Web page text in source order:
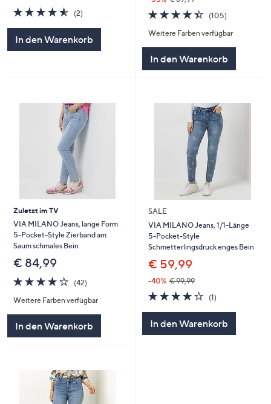
4.5
von
(2)2
In den Warenkorb
4.4
von
5
(105)105
Weitere Farben verfügbar
In den Warenkorb
Zuletzt im TV
VIA MILANO Jeans, lange Form
5-Pocket-Style Zierband am
Saum schmales Bein
€ 84,99
4.2
von
5
(42)42
Weitere Farben verfügbar
In den Warenkorb
SALE
VIA MILANO Jeans, 1/1-Länge
5-Pocket-Style
Schmetterlingsdruck enges Bein
€ 59,99
-40% € 99,99
4.0
von
(1)1
In den Warenkorb